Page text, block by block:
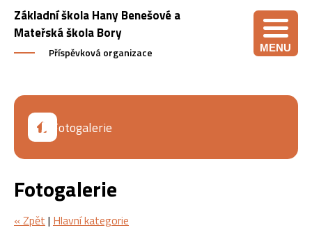
Základní škola Hany Benešové a
Mateřská škola Bory
Příspěvková organizace MENU
Fotogalerie
Fotogalerie
« Zpět | Hlavní kategorie